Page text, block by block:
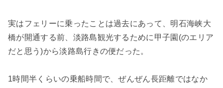
実はフェリーに乗ったことは過去にあって、明石海峡大
橋が開通する前、淡路島観光するために甲子園(のエリア
だと思う)から淡路島行きの便だった。
1時間半くらいの乗船時間で、ぜんぜん長距離ではなか